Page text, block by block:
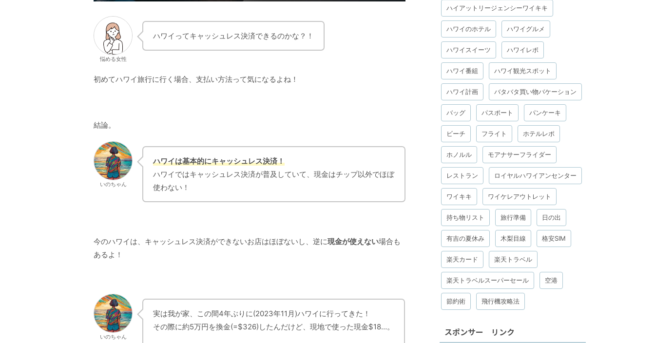
悩める女性
ハワイってキャッシュレス決済できるのかな？！
初めてハワイ旅行に行く場合、支払い方法って気になるよね！
結論。
いのちゃん
ハワイは基本的にキャッシュレス決済！
ハワイではキャッシュレス決済が普及していて、現金はチップ以外でほぼ
使わない！
今のハワイは、キャッシュレス決済ができないお店はほぼないし、逆に現金が使えない場合も
あるよ！
いのちゃん
実は我が家、この間4年ぶりに(2023年11月)ハワイに行ってきた！
その際に約5万円を換金(=$326)したんだけど、現地で使った現金$18…。
ハイアットリージェンシーワイキキ
ハワイのホテル ハワイグルメ
ハワイスイーツ ハワイレポ
ハワイ番組 ハワイ観光スポット
ハワイ計画 バタバタ買い物バケーション
バッグ パスポート パンケーキ
ビーチ フライト ホテルレポ
ホノルル モアナサーフライダー
レストラン ロイヤルハワイアンセンター
ワイキキ ワイケレアウトレット
持ち物リスト 旅行準備 日の出
有吉の夏休み 木梨目線 格安SIM
楽天カード 楽天トラベル
楽天トラベルスーパーセール 空港
節約術 飛行機攻略法
スポンサー リンク